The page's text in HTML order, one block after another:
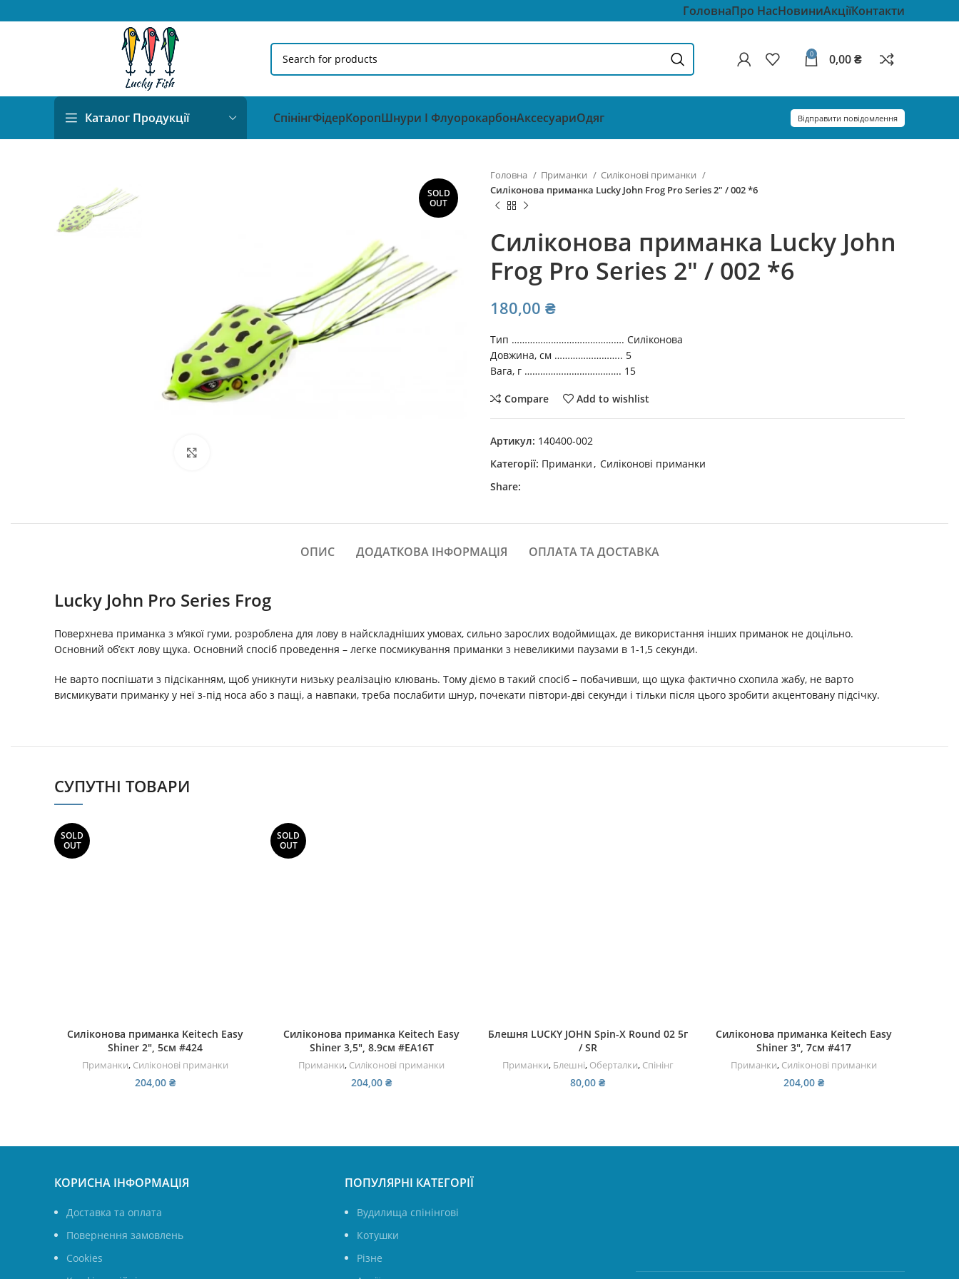
ГоловнаПро НасНовиниАкціїКонтакти
0 0,00₴
Каталог Продукції СпінінгФідерКоропШнури І ФлуорокарбонАксесуариОдяг Відправити повідомлення
SOLD
OUT
Головна Приманки
Силіконові приманки
Силіконова приманка Lucky John Frog Pro Series 2″ / 002 *6
Силіконова приманка Lucky John
Frog Pro Series 2″ / 002 *6
180,00 ₴
Тип ……………………………………. Силіконова
Довжина, см …………………….. 5
Вага, г ………………………………. 15
Compare Add to wishlist
Артикул: 140400-002
Категорії: Приманки, Силіконові приманки
Share:
ОПИС ДОДАТКОВА ІНФОРМАЦІЯ ОПЛАТА ТА ДОСТАВКА
Lucky John Pro Series Frog
Поверхнева приманка з м’якої гуми, розроблена для лову в найскладніших умовах, сильно зарослих водоймищах, де використання інших приманок не доцільно.
Основний об’єкт лову щука. Основний спосіб проведення – легке посмикування приманки з невеликими паузами в 1-1,5 секунди.
Не варто поспішати з підсіканням, щоб уникнути низьку реалізацію клювань. Тому діємо в такий спосіб – побачивши, що щука фактично схопила жабу, не варто
висмикувати приманку у неї з-під носа або з пащі, а навпаки, треба послабити шнур, почекати півтори-дві секунди і тільки після цього зробити акцентовану підсічку.
СУПУТНІ ТОВАРИ
SOLD
OUT
Силіконова приманка Keitech Easy
Shiner 2″, 5см #424
Приманки, Силіконові приманки
204,00 ₴
SOLD
OUT
Силіконова приманка Keitech Easy
Shiner 3,5″, 8.9см #EA16T
Приманки, Силіконові приманки
204,00 ₴
ДОДАТИ В КОШИК
Блешня LUCKY JOHN Spin-X Round 02 5г
/ SR
Приманки, Блешні, Оберталки, Спінінг
80,00 ₴
ДОДАТИ В КОШИК
Силіконова приманка Keitech Easy
Shiner 3″, 7см #417
Приманки, Силіконові приманки
204,00 ₴
КОРИСНА ІНФОРМАЦІЯ
Доставка та оплата
Повернення замовлень
Cookies
ПОПУЛЯРНІ КАТЕГОРІЇ
Вудилища спінінгові
Котушки
Різне